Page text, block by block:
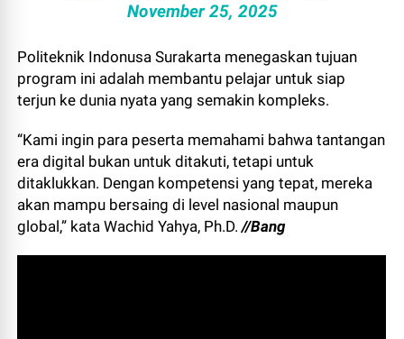
November 25, 2025
Politeknik Indonusa Surakarta menegaskan tujuan
program ini adalah membantu pelajar untuk siap
terjun ke dunia nyata yang semakin kompleks.
“Kami ingin para peserta memahami bahwa tantangan
era digital bukan untuk ditakuti, tetapi untuk
ditaklukkan. Dengan kompetensi yang tepat, mereka
akan mampu bersaing di level nasional maupun
global,” kata Wachid Yahya, Ph.D.//Bang